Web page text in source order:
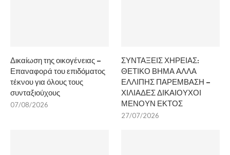
Δικαίωση της οικογένειας –
Επαναφορά του επιδόματος
τέκνου για όλους τους
συνταξιούχους
07/08/2026
ΣΥΝΤΑΞΕΙΣ ΧΗΡΕΙΑΣ:
ΘΕΤΙΚΟ ΒΗΜΑ ΑΛΛΑ
ΕΛΛΙΠΗΣ ΠΑΡΕΜΒΑΣΗ –
ΧΙΛΙΑΔΕΣ ΔΙΚΑΙΟΥΧΟΙ
ΜΕΝΟΥΝ ΕΚΤΟΣ
27/07/2026